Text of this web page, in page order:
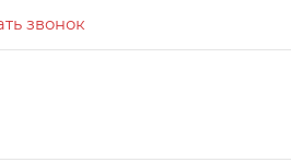
звонок